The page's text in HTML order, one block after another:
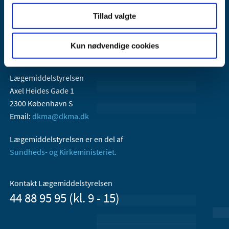
Tillad valgte
Kun nødvendige cookies
Lægemiddelstyrelsen
Axel Heides Gade 1
2300 København S
Email: dkma@dkma.dk
Lægemiddelstyrelsen er en del af
Sundheds- og Kirkeministeriet.
Kontakt Lægemiddelstyrelsen
44 88 95 95 (kl. 9 - 15)